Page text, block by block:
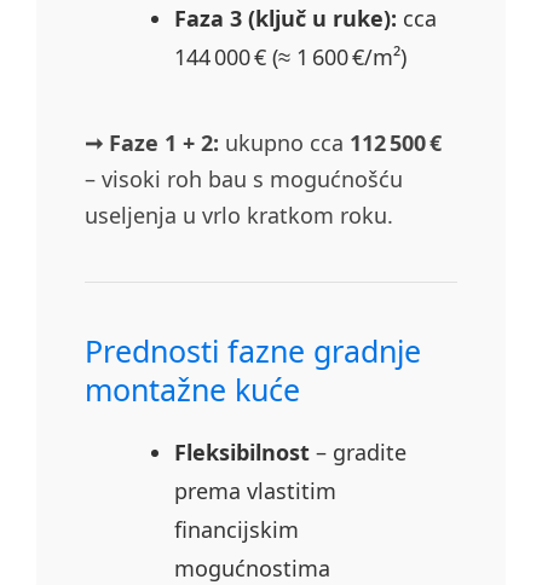
Faza 3 (ključ u ruke): cca
144 000 € (≈ 1 600 €/m²)
➞ Faze 1 + 2: ukupno cca 112 500 €
– visoki roh bau s mogućnošću
useljenja u vrlo kratkom roku.
Prednosti fazne gradnje
montažne kuće
Fleksibilnost – gradite
prema vlastitim
financijskim
mogućnostima